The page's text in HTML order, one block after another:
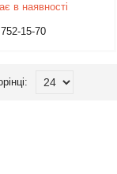
в наявності
15-70